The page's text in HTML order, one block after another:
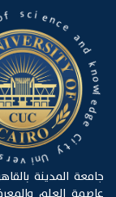
C
i
t
y
U
n
i
v
e
r
s
i
s i en ceand
k
n
o
w
l
e
d
g
e